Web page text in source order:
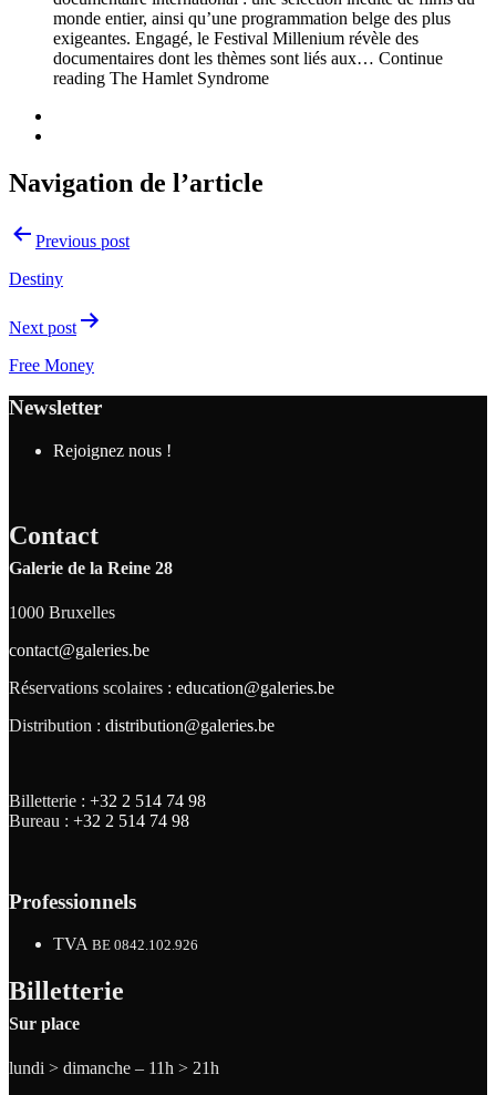
monde entier, ainsi qu’une programmation belge des plus
exigeantes. Engagé, le Festival Millenium révèle des
documentaires dont les thèmes sont liés aux… Continue
reading The Hamlet Syndrome
Navigation de l’article
Previous post
Destiny
Next post
Free Money
Newsletter
Rejoignez nous !
Contact
Galerie de la Reine 28
1000 Bruxelles
contact@galeries.be
Réservations scolaires : education@galeries.be
Distribution : distribution@galeries.be
Billetterie : +32 2 514 74 98
Bureau : +32 2 514 74 98
Professionnels
TVA BE 0842.102.926
Billetterie
Sur place
lundi > dimanche – 11h > 21h